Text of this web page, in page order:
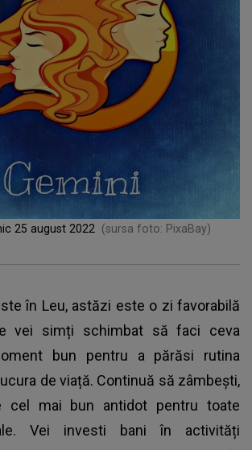
25 august 2022 (sursa foto: PixaBay)
în Leu, astăzi este o zi favorabilă
vei simți schimbat să faci ceva
bun pentru a părăsi rutina
de viață. Continuă să zâmbești,
cel mai bun antidot pentru toate
Vei investi bani în activități